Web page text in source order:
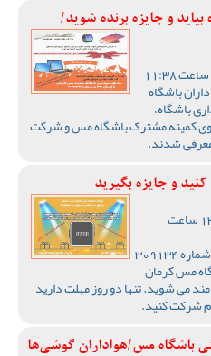
و جایزه برنده شوید/
باشگاه
باشگاه،
سوی کمیته مشترک باشگاه مس و شرکت
شدند.
و جایزه بگیرید
یکشنبه 16 آبان ماه 1395 ساعت
با ارسال عدد 34 به سرشماره 309134
مس کرمان
مند می شوید. تنها دو روز مهلت دارید
شرکت کنید.
باشگاه مس/هواداران گوشی‌ها